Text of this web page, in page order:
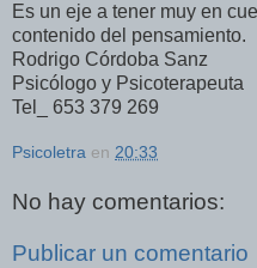
Es un eje a tener muy en
contenido del pensamiento.
Rodrigo Córdoba Sanz
Psicólogo y Psicoterapeuta
Tel_ 653 379 269
Psicoletra en 20:33
No hay comentarios:
Publicar un comentario